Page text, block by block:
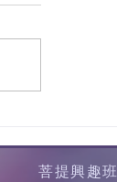
菩提興趣班